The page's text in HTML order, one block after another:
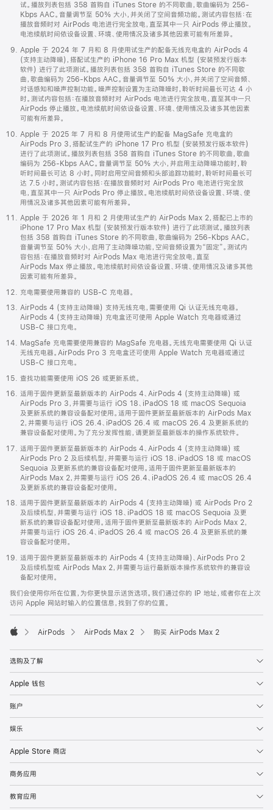
试。播放列表包括 358 首购自 iTunes Store 的不同歌曲，歌曲编码为 256-
Kbps AAC。音量调节至 50% 大小，并关闭了空间音频功能。测试内容包括：在
播放音频时对 AirPods 电池进行完全放电，直至其中一只 AirPods 停止播放。
电池续航时间依设备设置、环境、使用情况及诸多其他因素可能有所差异。
Apple 于 2024 年 7 月和 8 月使用试生产的配备无线充电盒的 AirPods 4
(支持主动降噪)，搭配试生产的 iPhone 16 Pro Max 机型 (安装预发行版本
软件) 进行了此项测试。播放列表包括 358 首购自 iTunes Store 的不同歌
曲，歌曲编码为 256-Kbps AAC。音量调节至 50% 大小，并关闭了空间音频、
对话感知和噪声控制功能。噪声控制设置为主动降噪时，聆听时间最长可达 4 小
时。测试内容包括：在播放音频时对 AirPods 电池进行完全放电，直至其中一只
AirPods 停止播放。电池续航时间依设备设置、环境、使用情况及诸多其他因素
可能有所差异。
Apple 于 2025 年 7 月和 8 月使用试生产的配备 MagSafe 充电盒的
AirPods Pro 3，搭配试生产的 iPhone 17 Pro 机型 (安装预发行版本软件)
进行了此项测试。播放列表包括 358 首购自 iTunes Store 的不同歌曲，歌曲
编码为 256-Kbps AAC。音量调节至 50% 大小，并启用主动降噪功能时，聆
听时间最长可达 8 小时。同时启用空间音频和头部追踪功能时，聆听时间最长可
达 7.5 小时。测试内容包括：在播放音频时对 AirPods Pro 电池进行完全放
电，直至其中一只 AirPods Pro 停止播放。电池续航时间依设备设置、环境、使
用情况及诸多其他因素可能有所差异。
Apple 于 2026 年 1 月和 2 月使用试生产的 AirPods Max 2，搭配已上市的
iPhone 17 Pro Max 机型 (安装预发行版本软件) 进行了此项测试。播放列表
包括 358 首购自 iTunes Store 的不同歌曲，歌曲编码为 256-Kbps AAC。
音量调节至 50% 大小，启用了主动降噪功能，空间音频设置为“固定”。测试内
容包括：在播放音频时对 AirPods Max 电池进行完全放电，直至
AirPods Max 停止播放。电池续航时间依设备设置、环境、使用情况及诸多其他
因素可能有所差异。
充电需要使用兼容的 USB-C 充电器。
AirPods 4 (支持主动降噪) 支持无线充电，需要使用 Qi 认证无线充电器。
AirPods 4 (支持主动降噪) 充电盒还可使用 Apple Watch 充电器或通过
USB-C 接口充电。
MagSafe 充电需要使用兼容的 MagSafe 充电器。无线充电需要使用 Qi 认证
无线充电器。AirPods Pro 3 充电盒还可使用 Apple Watch 充电器或通过
USB-C 接口充电。
查找功能需要使用 iOS 26 或更新系统。
适用于固件更新至最新版本的 AirPods 4、AirPods 4 (支持主动降噪) 或
AirPods Pro 3，并需要与运行 iOS 18、iPadOS 18 或 macOS Sequoia
及更新系统的兼容设备配对使用。适用于固件更新至最新版本的 AirPods Max
2，并需要与运行 iOS 26.4、iPadOS 26.4 或 macOS 26.4 及更新系统的
兼容设备配对使用。为了充分发挥性能，请更新至最新版本的操作系统软件。
适用于固件更新至最新版本的 AirPods 4、AirPods 4 (支持主动降噪) 或
AirPods Pro 2 及后续机型，并需要与运行 iOS 18、iPadOS 18 或 macOS
Sequoia 及更新系统的兼容设备配对使用。适用于固件更新至最新版本的
AirPods Max 2，并需要与运行 iOS 26.4、iPadOS 26.4 或 macOS 26.4
及更新系统的兼容设备配对使用。
适用于固件更新至最新版本的 AirPods 4 (支持主动降噪) 或 AirPods Pro 2
及后续机型，并需要与运行 iOS 18、iPadOS 18 或 macOS Sequoia 及更
新系统的兼容设备配对使用。适用于固件更新至最新版本的 AirPods Max 2，
并需要与运行 iOS 26.4、iPadOS 26.4 或 macOS 26.4 及更新系统的兼
容设备配对使用。
适用于固件更新至最新版本的 AirPods 4 (支持主动降噪)、AirPods Pro 2
及后续机型或 AirPods Max 2，并需要与运行最新版本操作系统软件的兼容设
备配对使用。
我们会使用你所在位置，为你更快显示送货选项。我们通过你的 IP 地址，或者你在上次
访问 Apple 网站时输入的位置信息，找到了你的位置。
AirPods AirPods Max 2 购买 AirPods Max 2
选购及了解
Apple 钱包
账户
娱乐
Apple Store 商店
商务应用
教育应用